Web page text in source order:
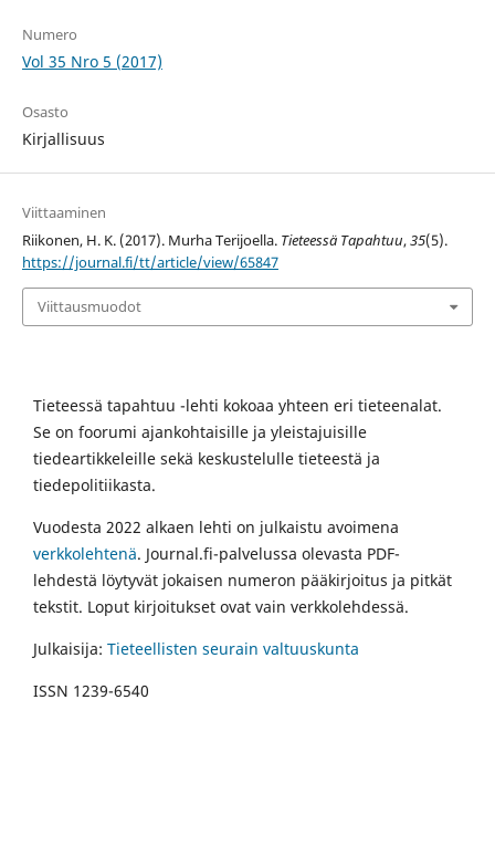
Numero
Vol 35 Nro 5 (2017)
Osasto
Kirjallisuus
Viittaaminen
Riikonen, H. K. (2017). Murha Terijoella. Tieteessä Tapahtuu,35(5).
https://journal.fi/tt/article/view/65847
Viittausmuodot
Tieteessä tapahtuu -lehti kokoaa yhteen eri tieteenalat.
Se on foorumi ajankohtaisille ja yleistajuisille
tiedeartikkeleille sekä keskustelulle tieteestä ja
tiedepolitiikasta.
Vuodesta 2022 alkaen lehti on julkaistu avoimena
verkkolehtenä. Journal.fi-palvelussa olevasta PDF-
lehdestä löytyvät jokaisen numeron pääkirjoitus ja pitkät
tekstit. Loput kirjoitukset ovat vain verkkolehdessä.
Julkaisija: Tieteellisten seurain valtuuskunta
ISSN 1239-6540